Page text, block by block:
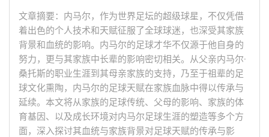
文章摘要：内马尔，作为世界足坛的超级球星，不仅凭借
着出色的个人技术和天赋征服了全球球迷，也深受其家族
背景和血统的影响。内马尔的足球才华不仅源于他自身的
努力，更与其家族中长辈的影响密切相关。从父亲内马尔·
桑托斯的职业生涯到其母亲家族的支持，乃至于祖辈的足
球文化熏陶，内马尔的足球天赋在家族血脉中得以传承与
延续。本文将从家族的足球传统、父母的影响、家族的体
育基因、以及成长环境对内马尔足球生涯的塑造等多个方
面，深入探讨其血统与家族背景对足球天赋的传承与影